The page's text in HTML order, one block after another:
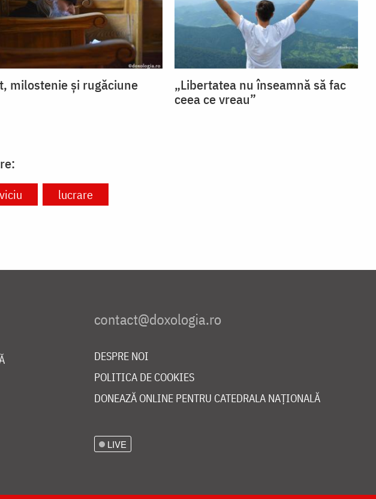
milostenie și rugăciune
„Libertatea nu înseamnă să fac
ceea ce vreau”
viciu lucrare
DESPRE NOI
POLITICA DE COOKIES
DONEAZĂ ONLINE PENTRU CATEDRALA NAȚIONALĂ
LIVE